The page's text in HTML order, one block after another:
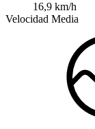
16,9 km/h
Velocidad Media